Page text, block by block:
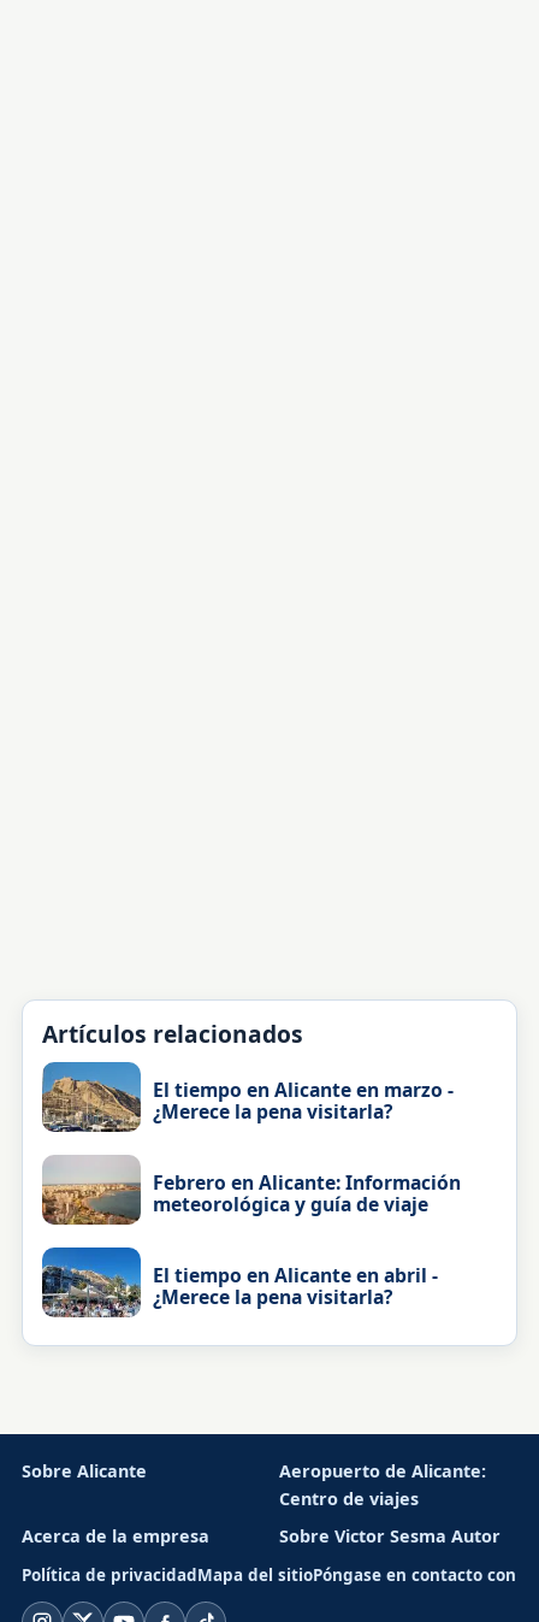
Artículos relacionados
El tiempo en Alicante en marzo -
¿Merece la pena visitarla?
Febrero en Alicante: Información
meteorológica y guía de viaje
El tiempo en Alicante en abril -
¿Merece la pena visitarla?
Sobre Alicante
Aeropuerto de Alicante:
Centro de viajes
Acerca de la empresa
Sobre Victor Sesma Autor
Política de privacidadMapa del sitioPóngase en contacto con